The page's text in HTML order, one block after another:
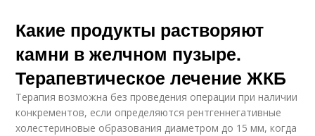
Какие продукты растворяют
камни в желчном пузыре.
Терапевтическое лечение ЖКБ
Терапия возможна без проведения операции при наличии
конкрементов, если определяются рентгеннегативные
холестериновые образования диаметром до 15 мм, когда